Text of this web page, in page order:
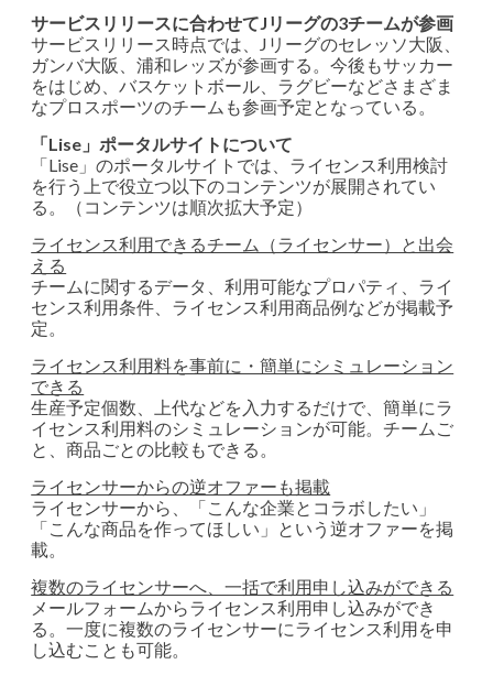
サービスリリースに合わせてJリーグの3チームが参画
サービスリリース時点では、Jリーグのセレッソ大阪、
ガンバ大阪、浦和レッズが参画する。今後もサッカー
をはじめ、バスケットボール、ラグビーなどさまざま
なプロスポーツのチームも参画予定となっている。
「Lise」ポータルサイトについて
「Lise」のポータルサイトでは、ライセンス利用検討
を行う上で役立つ以下のコンテンツが展開されてい
る。（コンテンツは順次拡大予定）
ライセンス利用できるチーム（ライセンサー）と出会
える
チームに関するデータ、利用可能なプロパティ、ライ
センス利用条件、ライセンス利用商品例などが掲載予
定。
ライセンス利用料を事前に・簡単にシミュレーション
できる
生産予定個数、上代などを入力するだけで、簡単にラ
イセンス利用料のシミュレーションが可能。チームご
と、商品ごとの比較もできる。
ライセンサーからの逆オファーも掲載
ライセンサーから、「こんな企業とコラボしたい」
「こんな商品を作ってほしい」という逆オファーを掲
載。
複数のライセンサーへ、一括で利用申し込みができる
メールフォームからライセンス利用申し込みができ
る。一度に複数のライセンサーにライセンス利用を申
し込むことも可能。